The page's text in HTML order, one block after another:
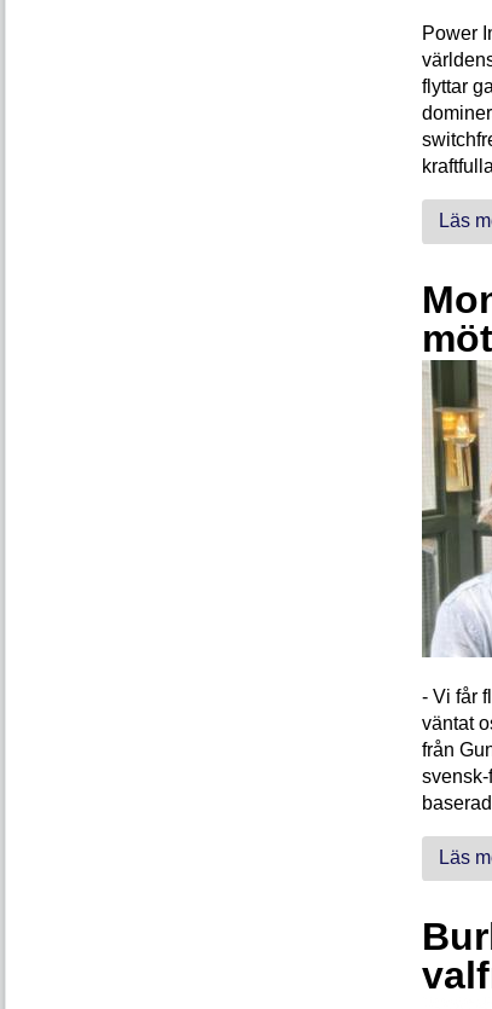
Power
flyttar
Läs
- Vi får
väntat
från
Läs